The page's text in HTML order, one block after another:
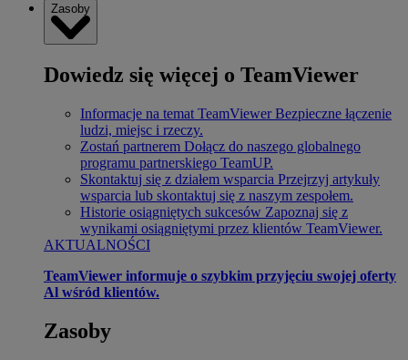
Zasoby
Dowiedz się więcej o TeamViewer
Informacje na temat TeamViewer Bezpieczne łączenie
ludzi, miejsc i rzeczy.
Zostań partnerem Dołącz do naszego globalnego
programu partnerskiego TeamUP.
Skontaktuj się z działem wsparcia Przejrzyj artykuły
wsparcia lub skontaktuj się z naszym zespołem.
Historie osiągniętych sukcesów Zapoznaj się z
wynikami osiągniętymi przez klientów TeamViewer.
AKTUALNOŚCI
TeamViewer informuje o szybkim przyjęciu swojej oferty
Al wśród klientów.
Zasoby